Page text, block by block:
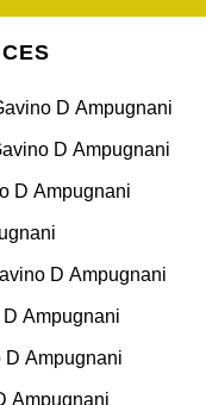
D Ampugnani
D Ampugnani
D Ampugnani
D Ampugnani
Ampugnani
D Ampugnani
Ampugnani